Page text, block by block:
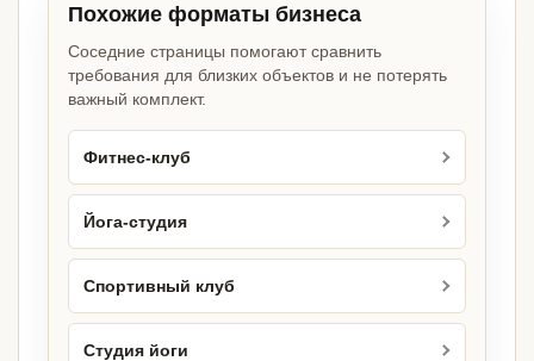
Похожие форматы бизнеса
Соседние страницы помогают сравнить
требования для близких объектов и не потерять
важный комплект.
Фитнес-клуб
Йога-студия
Спортивный клуб
Студия йоги